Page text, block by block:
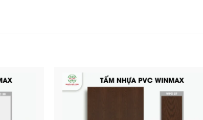
vân gỗ sở hữu bề mặt bóng sang trọng, lớp
gỗ tự nhiên, từ vân thẳng thanh thoát đến vân